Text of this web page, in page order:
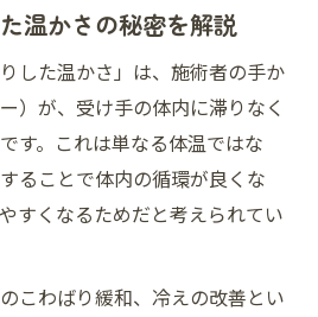
温かさの秘密を解説
した温かさ」は、施術者の手か
）が、受け手の体内に滞りなく
す。これは単なる体温ではな
ることで体内の循環が良くな
すくなるためだと考えられてい
こわばり緩和、冷えの改善とい